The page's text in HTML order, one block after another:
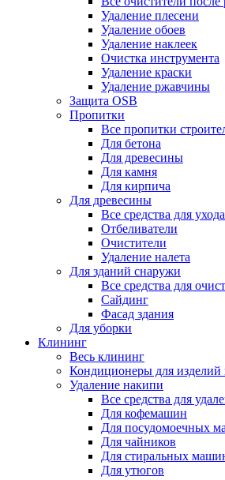
Удаление плесени
Удаление обоев
Удаление наклеек
Очистка инструмента
Удаление краски
Удаление ржавчины
Защита OSB
Пропитки
Все пропитки
Для бетона
Для древесины
Для камня
Для кирпича
Для древесины
Все средства для
Отбеливатели
Очистители
Удаление налета
Для зданий снаружи
Все средства для
Сайдинг
Фасад здания
Для уборки
Клининг
Весь клининг
Кондиционеры для изделий
Удаление накипи
Все средства для
Для кофемашин
Для посудомоечных
Для чайников
Для стиральных
Для утюгов